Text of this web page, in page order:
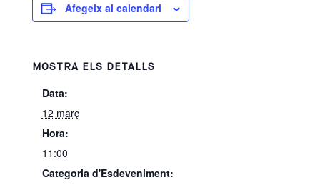
Afegeix al calendari
MOSTRA ELS DETALLS
Data:
12 març
Hora:
11:00
Categoria d'Esdeveniment: